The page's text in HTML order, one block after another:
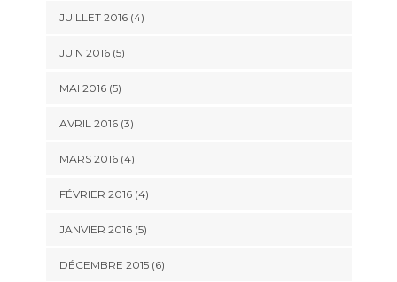
JUILLET 2016(4)
JUIN 2016(5)
MAI 2016(5)
AVRIL 2016(3)
MARS 2016(4)
FÉVRIER 2016(4)
JANVIER 2016(5)
DÉCEMBRE 2015(6)